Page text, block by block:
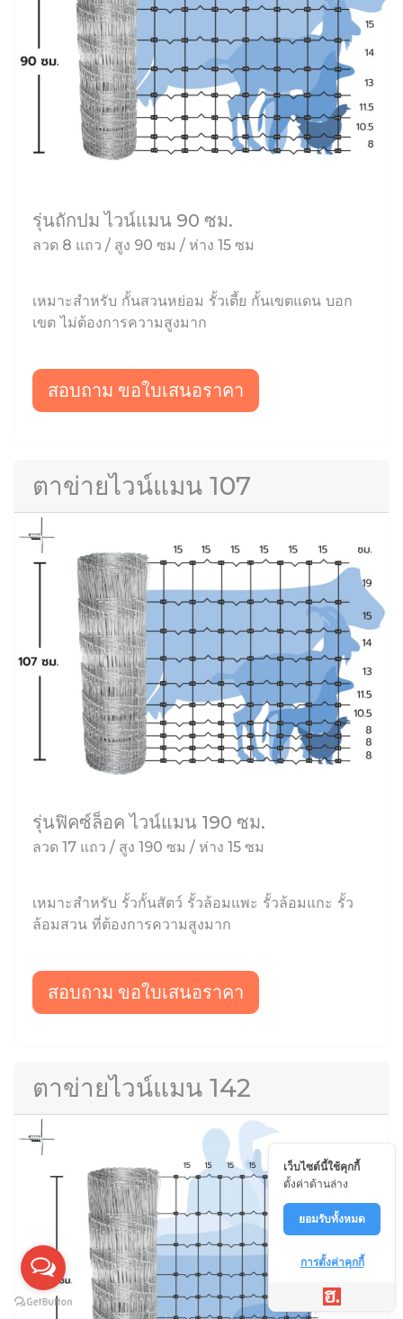
รุ่นถักปม ไวน์แมน 90 ซม.
ลวด 8 แถว / สูง 90 ซม / ห่าง 15 ซม
เหมาะสำหรับ กั้นสวนหย่อม รั้วเตี้ย กั้นเขตแดน บอก
เขต ไม่ต้องการความสูงมาก
สอบถาม ขอใบเสนอราคา
ตาข่ายไวน์แมน 107
รุ่นฟิคซ์ล็อค ไวน์แมน 190 ซม.
ลวด 17 แถว / สูง 190 ซม / ห่าง 15 ซม
เหมาะสำหรับ รั้วกั้นสัตว์ รั้วล้อมแพะ รั้วล้อมแกะ รั้ว
ล้อมสวน ที่ต้องการความสูงมาก
สอบถาม ขอใบเสนอราคา
ตาข่ายไวน์แมน 142
เว็บไซต์นี้ใช้คุกกี้
ตั้งค่าด้านล่าง
ยอมรับทั้งหมด
การตั้งค่าคุกกี้